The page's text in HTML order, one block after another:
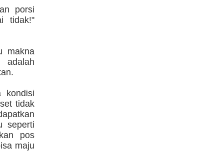
porsi
tidak!"
makna
adalah
kondisi
tidak
seperti
pos
maju